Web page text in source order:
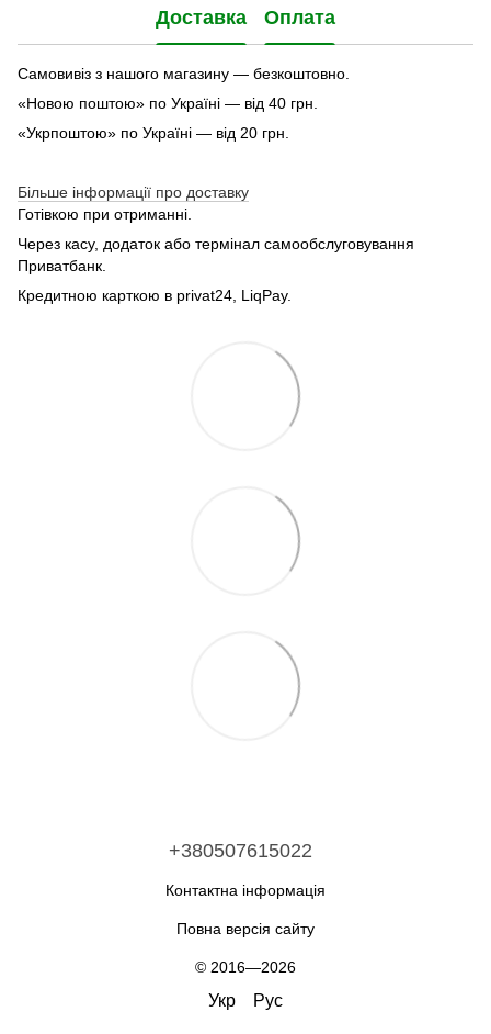
Доставка Оплата
Самовивіз з нашого магазину — безкоштовно.
«Новою поштою» по Україні — від 40 грн.
«Укрпоштою» по Україні — від 20 грн.
Більше інформації про доставку
Готівкою при отриманні.
Через касу, додаток або термінал самообслуговування
Приватбанк.
Кредитною карткою в privat24, LiqPay.
+380507615022
Контактна інформація
Повна версія сайту
© 2016—2026
Укр Рус